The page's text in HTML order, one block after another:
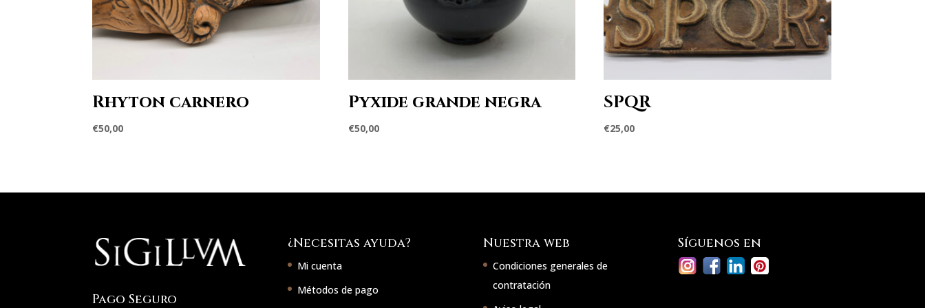
Rhyton carnero
€50,00
Pyxide grande negra
€50,00
SPQR
€25,00
Pago Seguro
¿Necesitas ayuda?
Mi cuenta
Métodos de pago
Nuestra web
Condiciones generales de
contratación
Síguenos en